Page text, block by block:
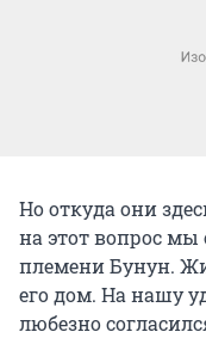
Но откуда они
на этот вопрос
племени Бунун.
его дом. На нашу
любезно